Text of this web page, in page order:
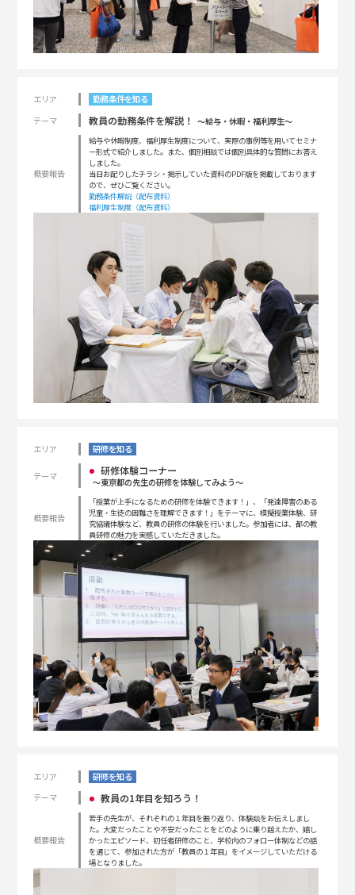
エリア
勤務条件を知る
テーマ
教員の勤務条件を解説！ 〜給与・休暇・福利厚生〜
概要報告
給与や休暇制度、福利厚生制度について、実際の事例等を用いてセミナ
ー形式で紹介しました。また、個別相談では個別具体的な質問にお答え
しました。
当日お配りしたチラシ・掲示していた資料のPDF版を掲載しております
ので、ぜひご覧ください。
勤務条件解説（配布資料）
福利厚生制度（配布資料）
エリア 研修を知る
テーマ 研修体験コーナー
〜東京都の先生の研修を体験してみよう〜
概要報告
「授業が上手になるための研修を体験できます！」、「発達障害のある
児童・生徒の困難さを理解できます！」をテーマに、模擬授業体験、研
究協議体験など、教員の研修の体験を行いました。参加者には、都の教
員研修の魅力を実感していただきました。
エリア
研修を知る
テーマ
教員の1年目を知ろう！
概要報告
若手の先生が、それぞれの１年目を振り返り、体験談をお伝えしまし
た。大変だったことや不安だったことをどのように乗り越えたか、嬉し
かったエピソード、初任者研修のこと、学校内のフォロー体制などの話
を通じて、参加された方が「教員の１年目」をイメージしていただける
場となりました。